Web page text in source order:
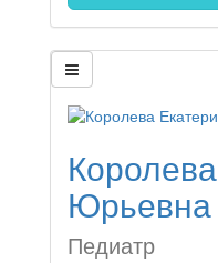
Юрьевна
Педиатр